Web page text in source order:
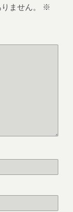
ません。
※